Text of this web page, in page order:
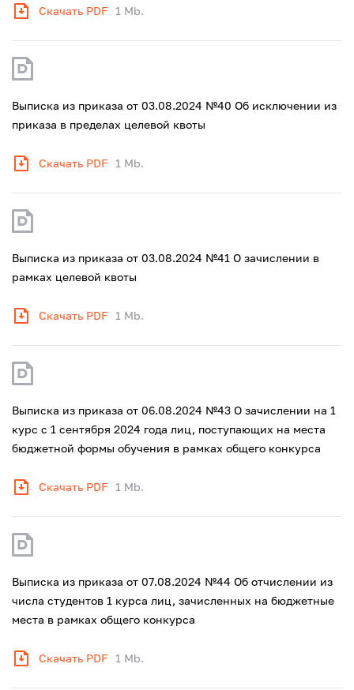
Скачать PDF 1 Mb.
Выписка из приказа от 03.08.2024 №40 Об исключении из
приказа в пределах целевой квоты
Скачать PDF 1 Mb.
Выписка из приказа от 03.08.2024 №41 О зачислении в
рамках целевой квоты
Скачать PDF 1 Mb.
Выписка из приказа от 06.08.2024 №43 О зачислении на 1
курс с 1 сентября 2024 года лиц, поступающих на места
бюджетной формы обучения в рамках общего конкурса
Скачать PDF 1 Mb.
Выписка из приказа от 07.08.2024 №44 Об отчислении из
числа студентов 1 курса лиц, зачисленных на бюджетные
места в рамках общего конкурса
Скачать PDF 1 Mb.